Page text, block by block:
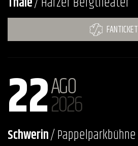
FANTICKET
22AGO
2026
Schwerin/ Pappelparkbühne